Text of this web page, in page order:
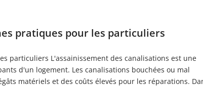
pratiques pour les particuliers
particuliers L'assainissement des canalisations est une
d'un logement. Les canalisations bouchées ou mal
matériels et des coûts élevés pour les réparations.